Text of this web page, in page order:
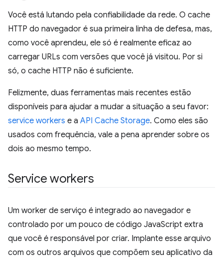
Você está lutando pela confiabilidade da rede. O cache
HTTP do navegador é sua primeira linha de defesa, mas,
como você aprendeu, ele só é realmente eficaz ao
carregar URLs com versões que você já visitou. Por si
só, o cache HTTP não é suficiente.
Felizmente, duas ferramentas mais recentes estão
disponíveis para ajudar a mudar a situação a seu favor:
service workers e a API Cache Storage. Como eles são
usados com frequência, vale a pena aprender sobre os
dois ao mesmo tempo.
Service workers
Um worker de serviço é integrado ao navegador e
controlado por um pouco de código JavaScript extra
que você é responsável por criar. Implante esse arquivo
com os outros arquivos que compõem seu aplicativo da